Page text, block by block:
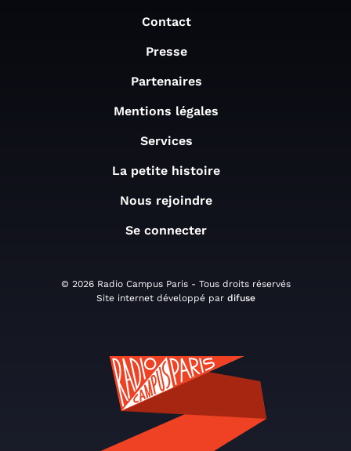
Contact
Presse
Partenaires
Mentions légales
Services
La petite histoire
Nous rejoindre
Se connecter
© 2026 Radio Campus Paris - Tous droits réservés
Site internet développé par difuse